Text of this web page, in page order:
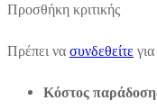
Προσθήκη κριτικής
Πρέπει να συνδεθείτε
Κόστος